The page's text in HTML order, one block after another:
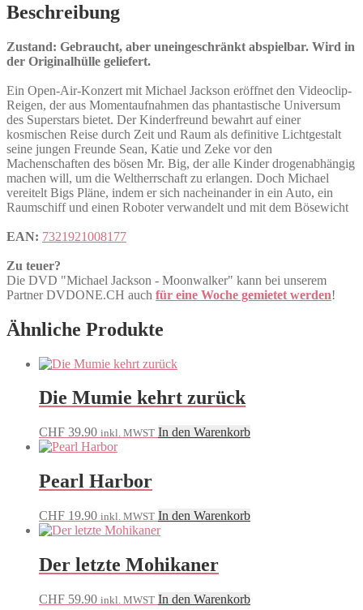
Beschreibung
Zustand: Gebraucht, aber uneingeschränkt abspielbar. Wird in
der Originalhülle geliefert.
Ein Open-Air-Konzert mit Michael Jackson eröffnet den Videoclip-
Reigen, der aus Momentaufnahmen das phantastische Universum
des Superstars bietet. Der Kinderfreund bewahrt auf einer
kosmischen Reise durch Zeit und Raum als definitive Lichtgestalt
seine jungen Freunde Sean, Katie und Zeke vor den
Machenschaften des bösen Mr. Big, der alle Kinder drogenabhängig
machen will, um die Weltherrschaft zu erlangen. Doch Michael
vereitelt Bigs Pläne, indem er sich nacheinander in ein Auto, ein
Raumschiff und einen Roboter verwandelt und mit dem Bösewicht
EAN: 7321921008177
Zu teuer?
Die DVD "Michael Jackson - Moonwalker" kann bei unserem
Partner DVDONE.CH auch für eine Woche gemietet werden!
Ähnliche Produkte
Die Mumie kehrt zurück
CHF 39.90 inkl. MWST In den Warenkorb
Pearl Harbor
CHF 19.90 inkl. MWST In den Warenkorb
Der letzte Mohikaner
CHF 59.90 inkl. MWST In den Warenkorb